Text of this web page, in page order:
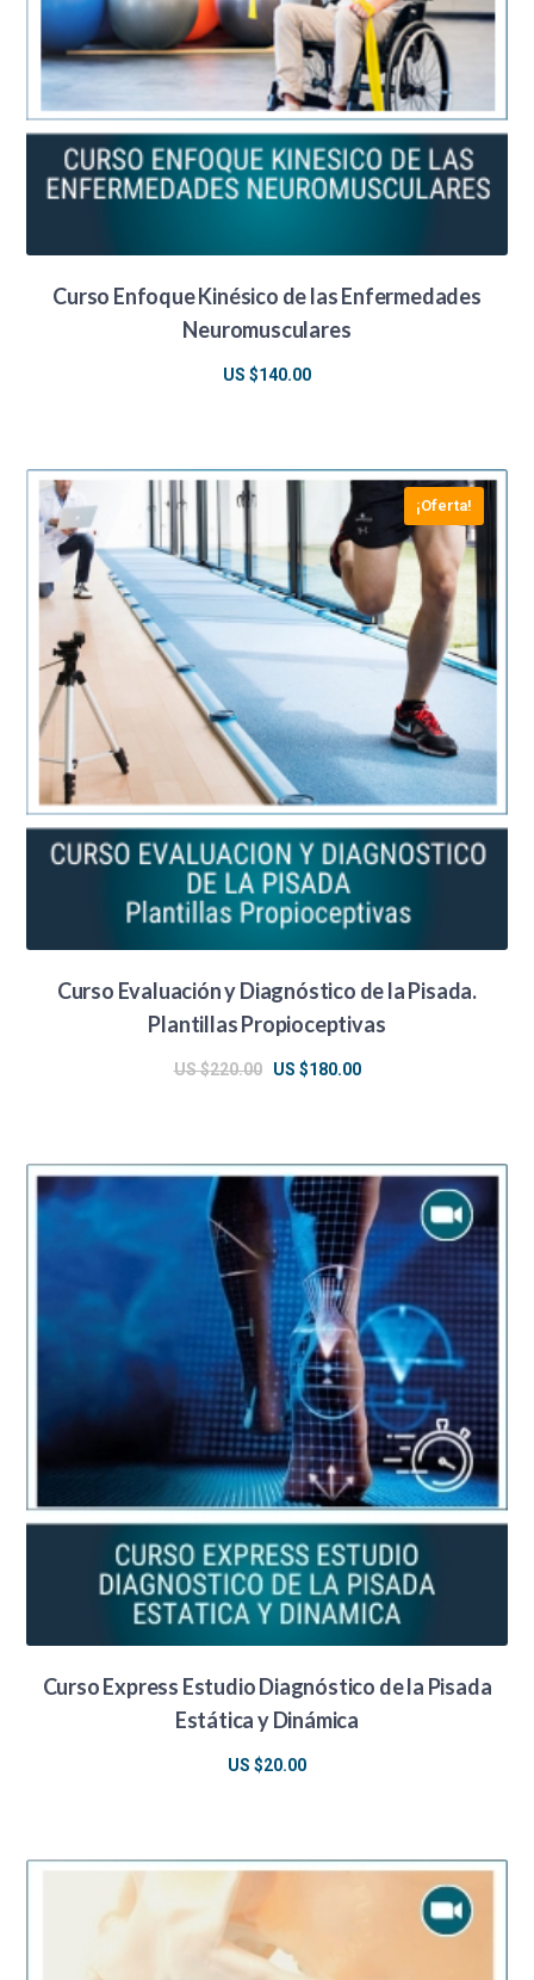
Curso Enfoque Kinésico de las Enfermedades
Neuromusculares
US $140.00
¡Oferta!
Curso Evaluación y Diagnóstico de la Pisada.
Plantillas Propioceptivas
US $220.00
El
era:
US
$220.00.
US $180.00El
es:
US
$180.00.
Curso Express Estudio Diagnóstico de la Pisada
Estática y Dinámica
US $20.00